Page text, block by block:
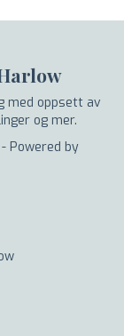
med oppsett av
og mer.
Powered by